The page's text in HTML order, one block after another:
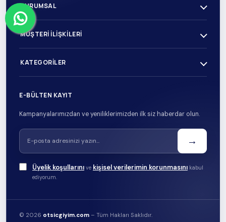
KURUMSAL
MÜŞTERI İLIŞKILERI
KATEGORILER
E-BÜLTEN KAYIT
Kampanyalarımızdan ve yeniliklerimizden ilk siz haberdar olun.
→
Üyelik koşullarını ve kişisel verilerimin korunmasını kabul
ediyorum.
© 2026 otsicgiyim.com – Tüm Hakları Saklıdır.